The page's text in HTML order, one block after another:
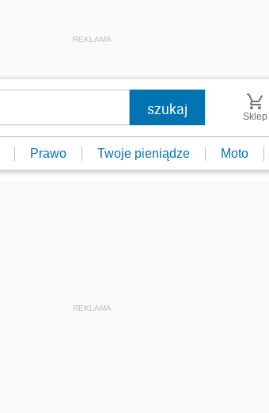
REKLAMA
Sklep
Prawo Twoje pieniądze Moto